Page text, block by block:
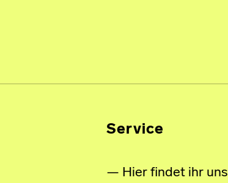
Service
Hier findet ihr uns